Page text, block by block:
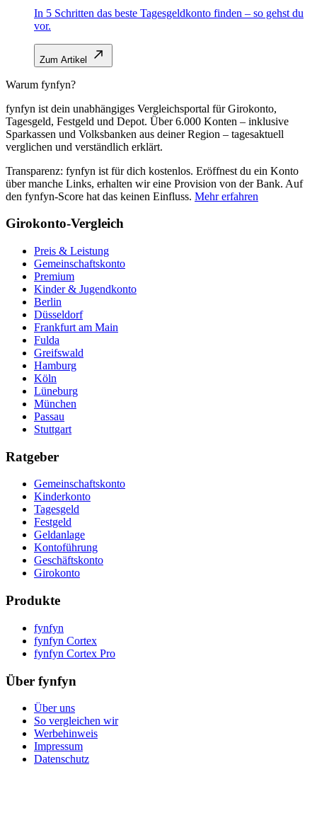
In 5 Schritten das beste Tagesgeldkonto finden – so gehst du
vor.
Zum Artikel
Warum fynfyn?
fynfyn ist dein unabhängiges Vergleichsportal für Girokonto,
Tagesgeld, Festgeld und Depot. Über 6.000 Konten – inklusive
Sparkassen und Volksbanken aus deiner Region – tagesaktuell
verglichen und verständlich erklärt.
Transparenz: fynfyn ist für dich kostenlos. Eröffnest du ein Konto
über manche Links, erhalten wir eine Provision von der Bank. Auf
den fynfyn-Score hat das keinen Einfluss. Mehr erfahren
Girokonto-Vergleich
Preis & Leistung
Gemeinschaftskonto
Premium
Kinder & Jugendkonto
Berlin
Düsseldorf
Frankfurt am Main
Fulda
Greifswald
Hamburg
Köln
Lüneburg
München
Passau
Stuttgart
Ratgeber
Gemeinschaftskonto
Kinderkonto
Tagesgeld
Festgeld
Geldanlage
Kontoführung
Geschäftskonto
Girokonto
Produkte
fynfyn
fynfyn Cortex
fynfyn Cortex Pro
Über fynfyn
Über uns
So vergleichen wir
Werbehinweis
Impressum
Datenschutz